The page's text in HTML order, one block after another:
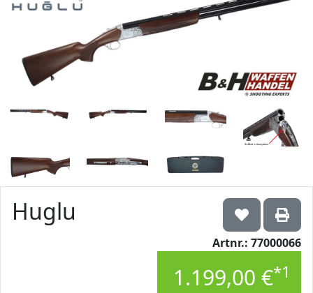
Artnr.: 77000066
1.199,00 €*1
Huglu